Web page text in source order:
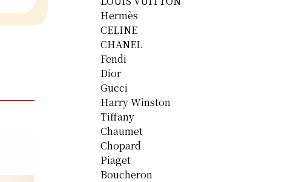
Hermès
CELINE
CHANEL
Fendi
Dior
Gucci
Harry Winston
Tiffany
Chaumet
Chopard
Piaget
Boucheron